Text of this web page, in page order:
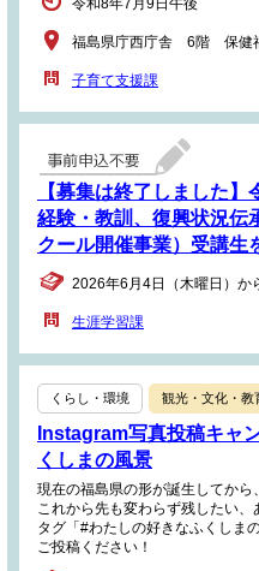
令和8年7月9日午後
福島県庁西庁舎 6階 保健
子育て支援課
【募集は終了しました
経験・教訓、復興状況伝
クール開催事業）受講生
2026年6月4日（木曜日）か
生涯学習課
くらし・環境 観光・文化・教
Instagram写真投稿キャ
くしまの風景
現在の福島県の形が誕生してから
これから先も変わらず残したい
タグ「#わたしの好きなふくしま
ご投稿ください！